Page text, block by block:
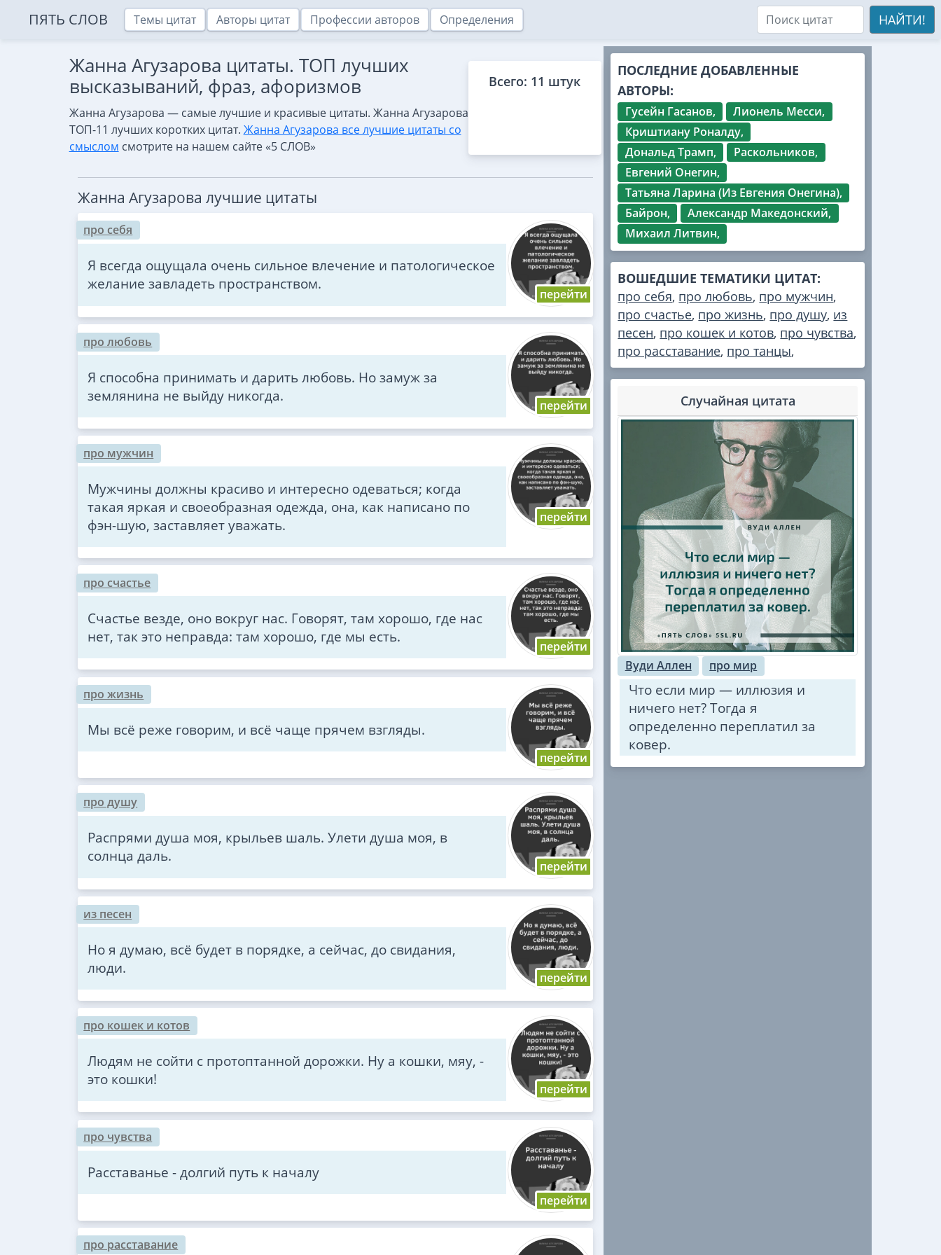
ПЯТЬ СЛОВ Темы цитат Авторы цитат Профессии авторов Определения НАЙТИ!
Жанна Агузарова цитаты. ТОП лучших
высказываний, фраз, афоризмов
Жанна Агузарова — самые лучшие и красивые цитаты. Жанна Агузарова
ТОП-11 лучших коротких цитат. Жанна Агузарова все лучшие цитаты со
смыслом смотрите на нашем сайте «5 СЛОВ»
Всего: 11 штук
Жанна Агузарова лучшие цитаты
про себя
Я всегда ощущала очень сильное влечение и патологическое
желание завладеть пространством.
про любовь
Я способна принимать и дарить любовь. Но замуж за
землянина не выйду никогда.
про мужчин
Мужчины должны красиво и интересно одеваться; когда
такая яркая и своеобразная одежда, она, как написано по
фэн-шую, заставляет уважать.
про счастье
Счастье везде, оно вокруг нас. Говорят, там хорошо, где нас
нет, так это неправда: там хорошо, где мы есть.
про жизнь
Мы всё реже говорим, и всё чаще прячем взгляды.
про душу
Pаспpями душа моя, кpыльев шаль. Улети душа моя, в
солнца даль.
из песен
Но я думаю, всё будет в порядке, а сейчас, до свидания,
люди.
про кошек и котов
Людям не сойти с протоптанной дорожки. Ну а кошки, мяу, -
это кошки!
про чувства
Расставанье - долгий путь к началу
про расставание
ПОСЛЕДНИЕ ДОБАВЛЕННЫЕ
АВТОРЫ:
Гусейн Гасанов,
Лионель Месси,
Криштиану Роналду,
Дональд Трамп,
Раскольников,
Евгений Онегин,
Татьяна Ларина (Из Евгения Онегина),
Байрон,
Александр Македонский,
Михаил Литвин,
ВОШЕДШИЕ ТЕМАТИКИ ЦИТАТ:
про себя, про любовь, про мужчин,
про счастье, про жизнь, про душу, из
песен, про кошек и котов, про чувства,
про расставание, про танцы,
Случайная цитата
Вуди Аллен про мир
Что если мир — иллюзия и
ничего нет? Тогда я
определенно переплатил за
ковер.